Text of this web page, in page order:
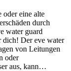
oder eine alte
durch
water guard
Der eve water
von Leitungen
oder
aus, kann…